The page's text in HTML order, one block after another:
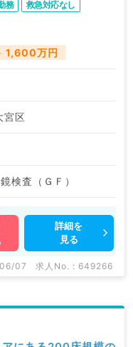
務
救急対応なし
1,600万円
宮区
検査（ＧＦ）
詳細を
見る
07 求人No. : 649266